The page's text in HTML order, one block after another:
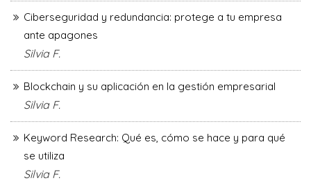
Ciberseguridad y redundancia: protege a tu empresa
ante apagones
Silvia F.
Blockchain y su aplicación en la gestión empresarial
Silvia F.
Keyword Research: Qué es, cómo se hace y para qué
se utiliza
Silvia F.